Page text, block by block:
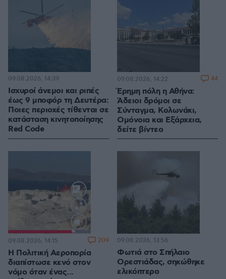
Ισχυροί άνεμοι και ριπές
έως 9 μποφόρ τη Δευτέρα:
Ποιες περιοχές τίθενται σε
κατάσταση κινητοποίησης
Red Code
09.08.2026, 14:39
Έρημη πόλη η Αθήνα:
Άδειοι δρόμοι σε
Σύνταγμα, Κολωνάκι,
Ομόνοια και Εξάρχεια,
δείτε βίντεο
09.08.2026, 14:22 44
Loaded:
100.00%
Η Πολιτική Αεροπορία
διαπίστωσε κενό στον
νόμο όταν ένας...
09.08.2026, 14:15 209
Φωτιά στο Σπήλαιο
Ορεστιάδας, σηκώθηκε
ελικόπτερο
09.08.2026, 13:56